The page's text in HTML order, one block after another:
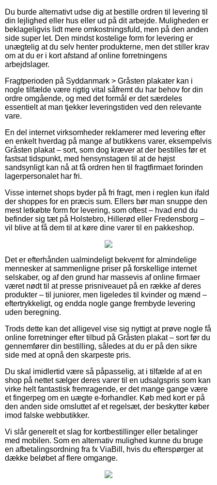
Du burde alternativt udse dig at bestille ordren til levering til
din lejlighed eller hus eller ud på dit arbejde. Muligheden er
beklageligvis lidt mere omkostningsfuld, men på den anden
side super let. Den mindst kostelige form for levering er
unægtelig at du selv henter produkterne, men det stiller krav
om at du er i kort afstand af online forretningens
arbejdslager.
Fragtperioden på Syddanmark > Gråsten plakater kan i
nogle tilfælde være rigtig vital såfremt du har behov for din
ordre omgående, og med det formål er det særdeles
essentielt at man tjekker leveringstiden ved den relevante
vare.
En del internet virksomheder reklamerer med levering efter
en enkelt hverdag på mange af butikkens varer, eksempelvis
Gråsten plakat – sort, som dog kræver at der bestilles før et
fastsat tidspunkt, med hensynstagen til at de højst
sandsynligt kan nå at få ordren hen til fragtfirmaet forinden
lagerpersonalet har fri.
Visse internet shops byder på fri fragt, men i reglen kun ifald
der shoppes for en præcis sum. Ellers bør man snuppe den
mest letkøbte form for levering, som oftest – hvad end du
befinder sig tæt på Holstebro, Hillerød eller Fredensborg –
vil blive at få dem til at køre dine varer til en pakkeshop.
Det er efterhånden ualmindeligt bekvemt for almindelige
mennesker at sammenligne priser på forskellige internet
selskaber, og af den grund har massevis af online firmaer
været nødt til at presse prisniveauet på en række af deres
produkter – til juniorer, men ligeledes til kvinder og mænd –
eftertrykkeligt, og endda nogle gange frembyde levering
uden beregning.
Trods dette kan det alligevel vise sig nyttigt at prøve nogle få
online forretninger efter tilbud på Gråsten plakat – sort før du
gennemfører din bestilling, således at du er på den sikre
side med at opnå den skarpeste pris.
Du skal imidlertid være så påpasselig, at i tilfælde af at en
shop på nettet sælger deres varer til en udsalgspris som kan
virke helt fantastisk fremragende, er det mange gange være
et fingerpeg om en uægte e-forhandler. Køb med kort er på
den anden side omsluttet af et regelsæt, der beskytter køber
imod falske webbutikker.
Vi slår generelt et slag for kortbestillinger eller betalinger
med mobilen. Som en alternativ mulighed kunne du bruge
en afbetalingsordning fra fx ViaBill, hvis du efterspørger at
dække beløbet af flere omgange.